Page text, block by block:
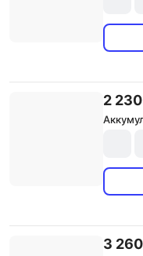
2
3